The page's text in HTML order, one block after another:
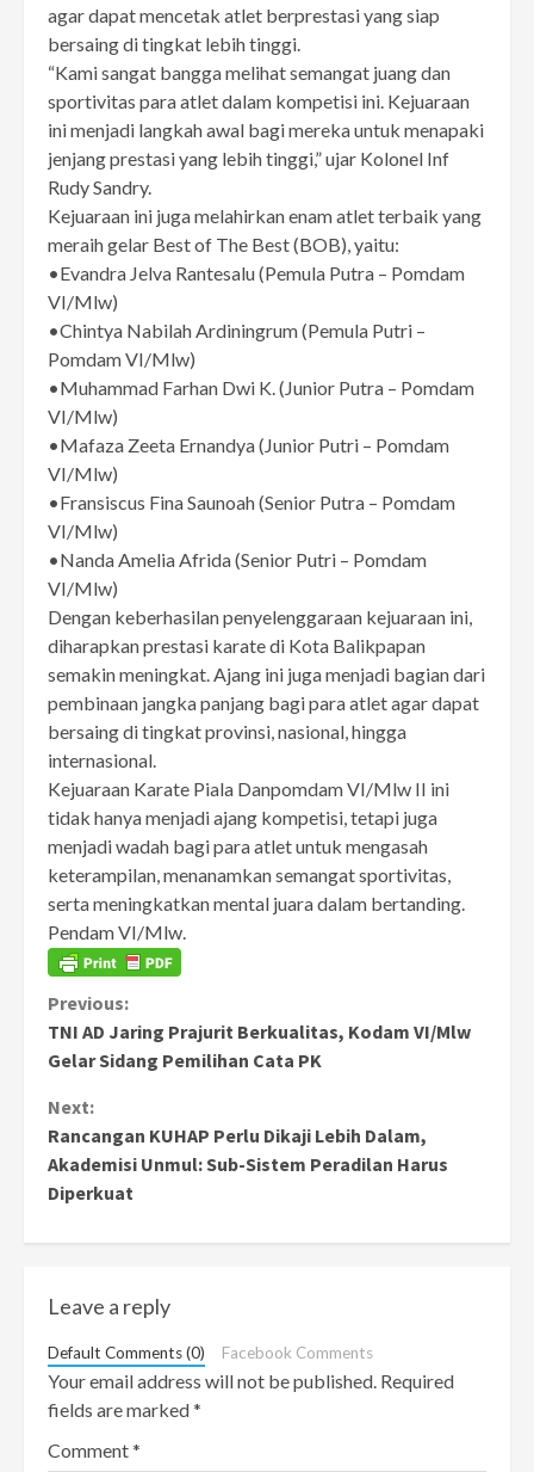
agar dapat mencetak atlet berprestasi yang siap
bersaing di tingkat lebih tinggi.
“Kami sangat bangga melihat semangat juang dan
sportivitas para atlet dalam kompetisi ini. Kejuaraan
ini menjadi langkah awal bagi mereka untuk menapaki
jenjang prestasi yang lebih tinggi,” ujar Kolonel Inf
Rudy Sandry.
Kejuaraan ini juga melahirkan enam atlet terbaik yang
meraih gelar Best of The Best (BOB), yaitu:
•Evandra Jelva Rantesalu (Pemula Putra – Pomdam
VI/Mlw)
•Chintya Nabilah Ardiningrum (Pemula Putri –
Pomdam VI/Mlw)
•Muhammad Farhan Dwi K. (Junior Putra – Pomdam
VI/Mlw)
•Mafaza Zeeta Ernandya (Junior Putri – Pomdam
VI/Mlw)
•Fransiscus Fina Saunoah (Senior Putra – Pomdam
VI/Mlw)
•Nanda Amelia Afrida (Senior Putri – Pomdam
VI/Mlw)
Dengan keberhasilan penyelenggaraan kejuaraan ini,
diharapkan prestasi karate di Kota Balikpapan
semakin meningkat. Ajang ini juga menjadi bagian dari
pembinaan jangka panjang bagi para atlet agar dapat
bersaing di tingkat provinsi, nasional, hingga
internasional.
Kejuaraan Karate Piala Danpomdam VI/Mlw II ini
tidak hanya menjadi ajang kompetisi, tetapi juga
menjadi wadah bagi para atlet untuk mengasah
keterampilan, menanamkan semangat sportivitas,
serta meningkatkan mental juara dalam bertanding.
Pendam VI/Mlw.
Continue
Reading
Previous:
TNI AD Jaring Prajurit Berkualitas, Kodam VI/Mlw
Gelar Sidang Pemilihan Cata PK
Next:
Rancangan KUHAP Perlu Dikaji Lebih Dalam,
Akademisi Unmul: Sub-Sistem Peradilan Harus
Diperkuat
Leave a reply
Default Comments (0) Facebook Comments
Your email address will not be published. Required
fields are marked*
Comment*